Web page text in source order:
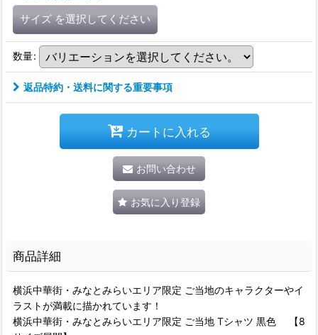
サイズ を選択してください
数量:
返品特約・送料に関する重要事項
カートに入れる
お問い合わせ
お気に入り登録
商品詳細
横浜中華街・みなとみらいエリア限定 ご当地のキャラクターやイ
ラストが満載に描かれています！
横浜中華街・みなとみらいエリア限定 ご当地 Tシャツ 黒色 【8